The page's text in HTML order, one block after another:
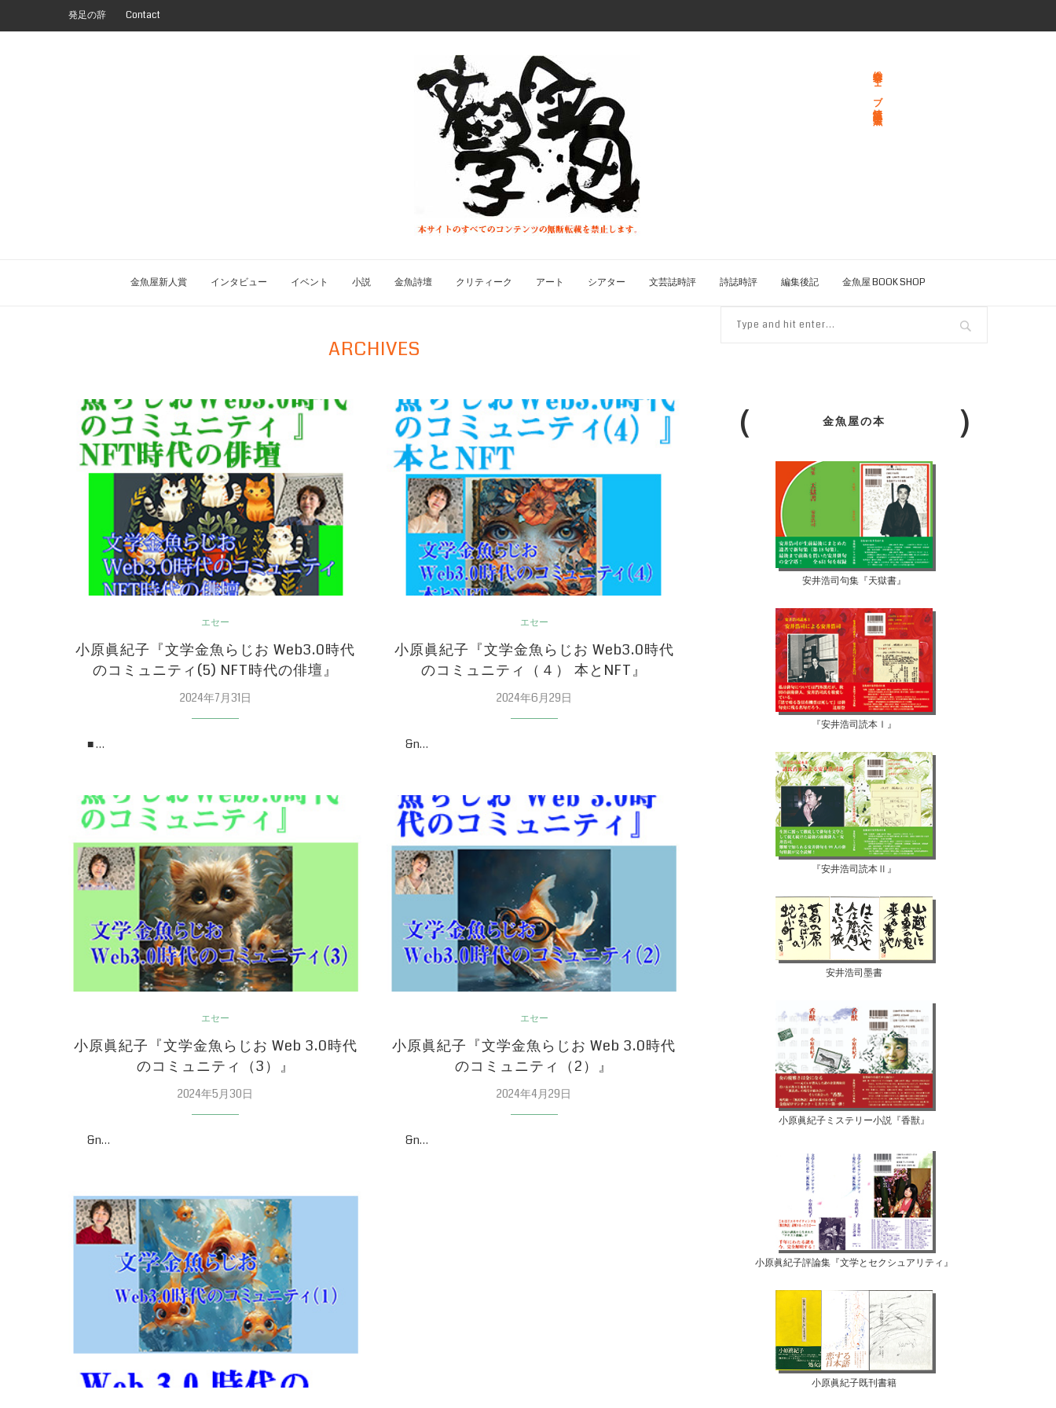
発足の辞 Contact
総合文学ウェブ情報誌 文学金魚
金魚屋新人賞 インタビュー イベント 小説 金魚詩壇 クリティーク アート シアター 文芸誌時評 詩誌時評 編集後記 金魚屋 BOOK SHOP
ARCHIVES
エセー
小原眞紀子『文学金魚らじお Web3.0時代
のコミュニティ(5) NFT時代の俳壇』
2024年7月31日
■ …
エセー
小原眞紀子『文学金魚らじお Web3.0時代
のコミュニティ（４） 本とNFT』
2024年6月29日
&n…
エセー
小原眞紀子『文学金魚らじお Web 3.0時代
のコミュニティ（3）』
2024年5月30日
&n…
エセー
小原眞紀子『文学金魚らじお Web 3.0時代
のコミュニティ（2）』
2024年4月29日
&n…
金魚屋の本
安井浩司句集『天獄書』
『安井浩司読本Ⅰ』
『安井浩司読本Ⅱ』
安井浩司墨書
小原眞紀子ミステリー小説『香獣』
小原眞紀子評論集『文学とセクシュアリティ』
小原眞紀子既刊書籍